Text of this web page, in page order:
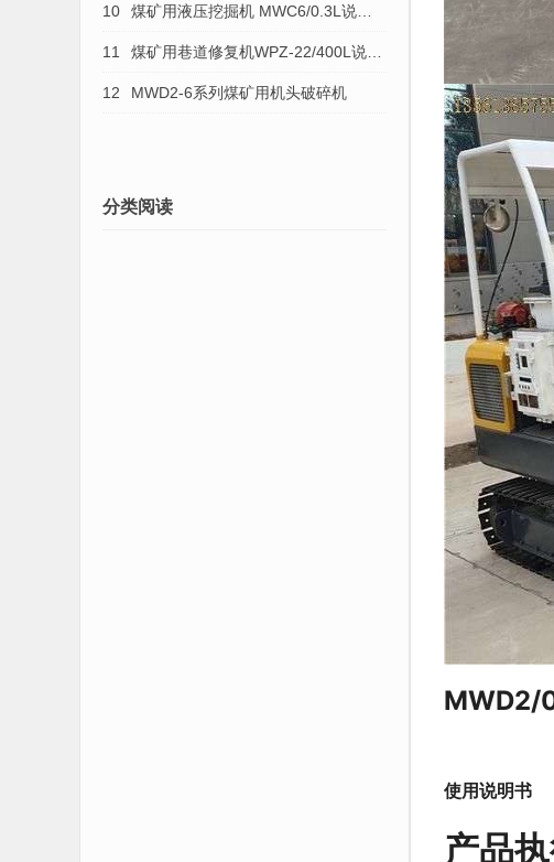
MWD2/
使用说明书
产品
无轨轮胎式运矿车
10 煤矿用液压挖掘机 MWC6/0.3L说明
书
11 煤矿用巷道修复机WPZ-22/400L说明
书WPZ-30/600L（中）
12 MWD2-6系列煤矿用机头破碎机
分类阅读